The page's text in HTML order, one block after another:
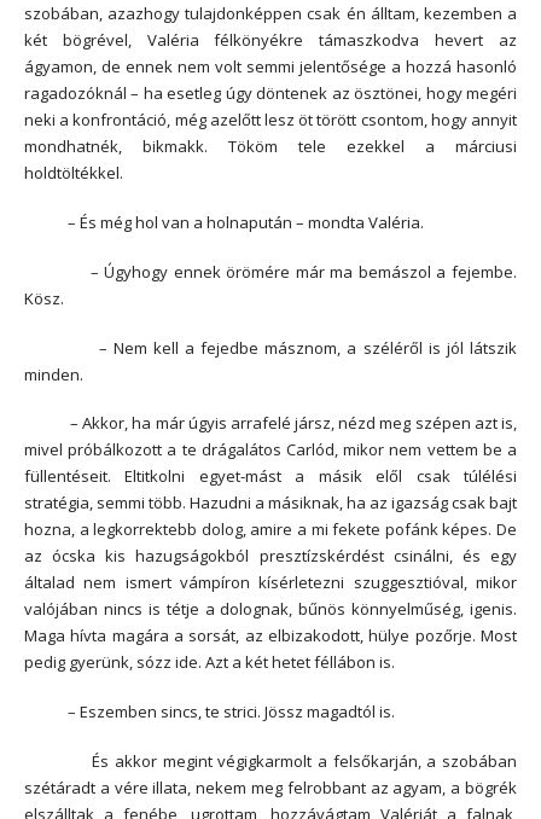
szobában, azazhogy tulajdonképpen csak én álltam, kezemben a
két bögrével, Valéria félkönyékre támaszkodva hevert az
ágyamon, de ennek nem volt semmi jelentősége a hozzá hasonló
ragadozóknál – ha esetleg úgy döntenek az ösztönei, hogy megéri
neki a konfrontáció, még azelőtt lesz öt törött csontom, hogy annyit
mondhatnék, bikmakk. Tököm tele ezekkel a márciusi
holdtöltékkel.
– És még hol van a holnapután – mondta Valéria.
– Úgyhogy ennek örömére már ma bemászol a fejembe.
Kösz.
– Nem kell a fejedbe másznom, a széléről is jól látszik
minden.
– Akkor, ha már úgyis arrafelé jársz, nézd meg szépen azt is,
mivel próbálkozott a te drágalátos Carlód, mikor nem vettem be a
füllentéseit. Eltitkolni egyet-mást a másik elől csak túlélési
stratégia, semmi több. Hazudni a másiknak, ha az igazság csak bajt
hozna, a legkorrektebb dolog, amire a mi fekete pofánk képes. De
az ócska kis hazugságokból presztízskérdést csinálni, és egy
általad nem ismert vámpíron kísérletezni szuggesztióval, mikor
valójában nincs is tétje a dolognak, bűnös könnyelműség, igenis.
Maga hívta magára a sorsát, az elbizakodott, hülye pozőrje. Most
pedig gyerünk, sózz ide. Azt a két hetet féllábon is.
– Eszemben sincs, te strici. Jössz magadtól is.
És akkor megint végigkarmolt a felsőkarján, a szobában
szétáradt a vére illata, nekem meg felrobbant az agyam, a bögrék
elszálltak a fenébe, ugrottam, hozzávágtam Valériát a falnak,